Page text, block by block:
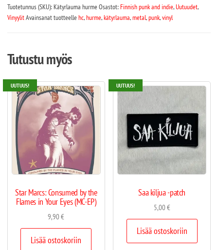
Tuotetunnus (SKU): Kätyrlauma hurmeOsastot:Finnish punk and indie,Uutuudet,
VinyylitAvainsanat tuotteellehc,hurme,kätyrlauma,metal,punk,vinyl
Tutustu myös
UUTUUS!
Star Marcs: Consumed by the
Flames in Your Eyes (MC-EP)
9,90€
Lisää ostoskoriin
UUTUUS!
Saa kiljua -patch
5,00€
Lisää ostoskoriin